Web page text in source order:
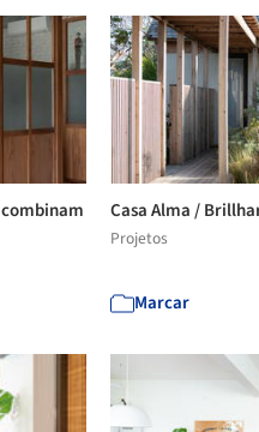
Casa Alma /
Projetos
Marcar